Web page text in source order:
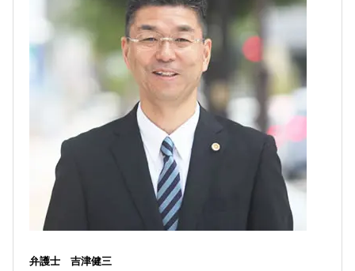
弁護士 吉津健三